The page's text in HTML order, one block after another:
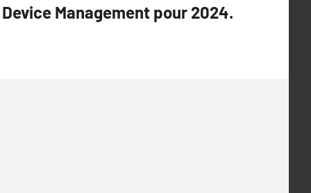
Device Management pour 2024.